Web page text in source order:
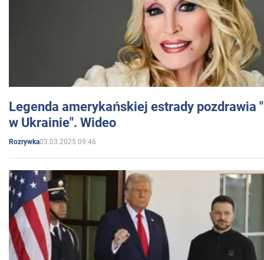
Legenda amerykańskiej estrady pozdrawia
w Ukrainie". Wideo
Rozrywka03.03.2025 09:46